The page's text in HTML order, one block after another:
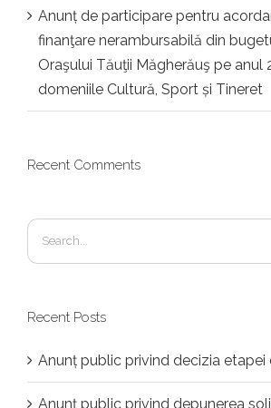
Anunț de participare pentru
finanţare nerambursabilă din
Oraşului Tăuţii Măgherăuş pe anul
domeniile Cultură, Sport și Tineret
Recent Comments
Search
for:
Recent Posts
Anunț public privind decizia etapei
Anunț public privind depunerea